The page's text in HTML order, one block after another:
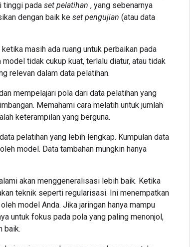
tinggi pada set pelatihan , yang sebenarnya
dengan baik ke set pengujian (atau data
masih ada ruang untuk perbaikan pada
tidak cukup kuat, terlalu diatur, atau tidak
relevan dalam data pelatihan.
mempelajari pola dari data pelatihan yang
Memahami cara melatih untuk jumlah
keterampilan yang berguna.
pelatihan yang lebih lengkap. Kumpulan data
model. Data tambahan mungkin hanya
akan menggeneralisasi lebih baik. Ketika
teknik seperti regularisasi. Ini menempatkan
model Anda. Jika jaringan hanya mampu
untuk fokus pada pola yang paling menonjol,
baik.